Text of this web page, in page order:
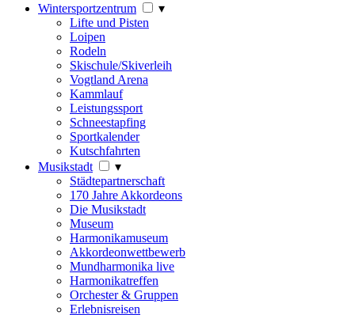
Wintersportzentrum
▾
Lifte und Pisten
Loipen
Rodeln
Skischule/Skiverleih
Vogtland Arena
Kammlauf
Leistungssport
Schneestapfing
Sportkalender
Kutschfahrten
Musikstadt
▾
Städtepartnerschaft
170 Jahre Akkordeons
Die Musikstadt
Museum
Harmonikamuseum
Akkordeonwettbewerb
Mundharmonika live
Harmonikatreffen
Orchester & Gruppen
Erlebnisreisen